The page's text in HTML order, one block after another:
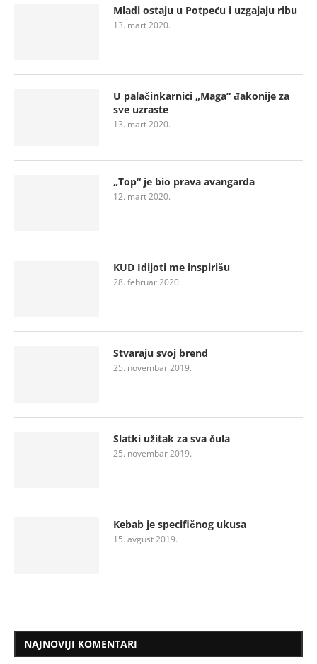
Mladi ostaju u Potpeću i uzgajaju ribu
13. mart 2020.
U palačinkarnici „Maga“ đakonije za
sve uzraste
13. mart 2020.
„Top“ je bio prava avangarda
12. mart 2020.
KUD Idijoti me inspirišu
28. februar 2020.
Stvaraju svoj brend
25. novembar 2019.
Slatki užitak za sva čula
25. novembar 2019.
Kebab je specifičnog ukusa
15. avgust 2019.
NAJNOVIJI KOMENTARI